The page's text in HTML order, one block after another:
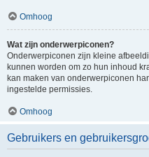
Omhoog
Wat zijn onderwerpiconen?
Onderwerpiconen zijn kleine
kunnen worden om zo hun inhoud
kan maken van onderwerpiconen
ingestelde permissies.
Omhoog
Gebruikers en